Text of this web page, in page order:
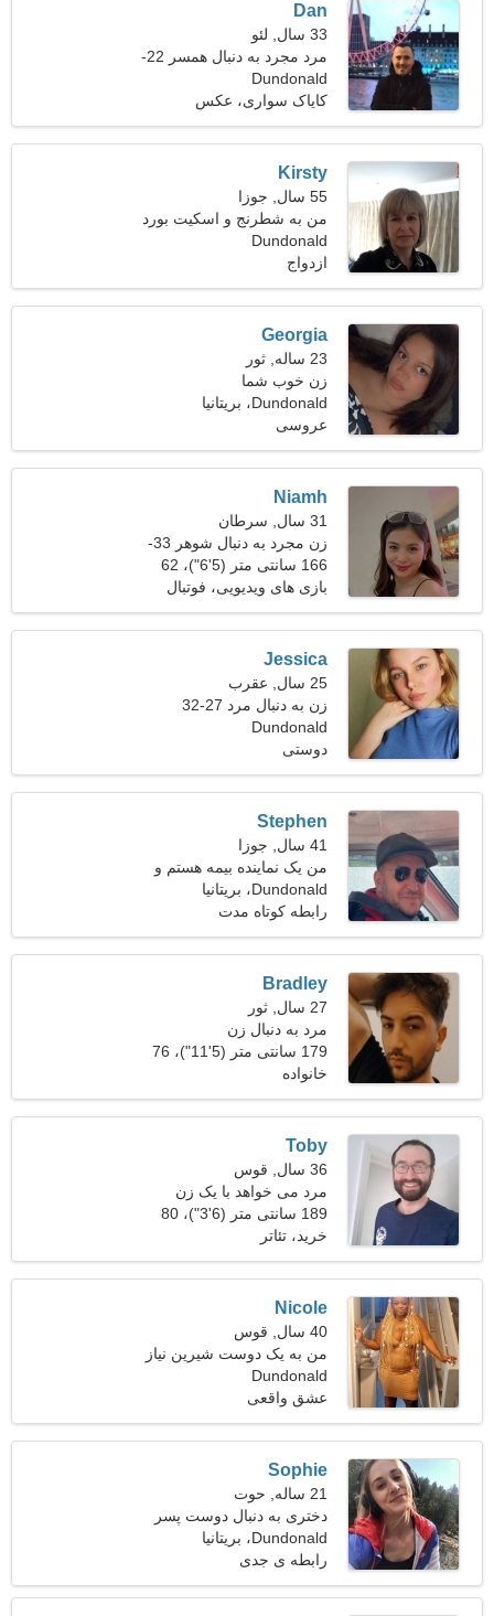
Dan
33 سال, لئو
مرد مجرد به دنبال همسر 22-
31
Dundonald
کایاک سواری، عکس
Kirsty
55 سال, جوزا
من به شطرنج و اسکیت بورد
علاقه دارم
Dundonald
ازدواج
Georgia
23 ساله, ثور
زن خوب شما
Dundonald، بریتانیا
عروسی
Niamh
31 سال, سرطان
زن مجرد به دنبال شوهر 33-
38
166 سانتی متر (5'6")، 62
کیلوگرم (136 پوند)
بازی های ویدیویی، فوتبال
Jessica
25 سال, عقرب
زن به دنبال مرد 27-32
Dundonald
دوستی
Stephen
41 سال, جوزا
من یک نماینده بیمه هستم و
به دنبال یک زن فوق العاده
هستم
Dundonald، بریتانیا
رابطه کوتاه مدت
Bradley
27 سال, ثور
مرد به دنبال زن
179 سانتی متر (5'11")، 76
کیلوگرم (167 پوند)
خانواده
Toby
36 سال, قوس
مرد می خواهد با یک زن
ملاقات کند
189 سانتی متر (6'3")، 80
کیلوگرم (176 پوند)
خرید، تئاتر
Nicole
40 سال, قوس
من به یک دوست شیرین نیاز
دارم تا با هم برقصیم
Dundonald
عشق واقعی
Sophie
21 ساله, حوت
دختری به دنبال دوست پسر
25-32
Dundonald، بریتانیا
رابطه ی جدی